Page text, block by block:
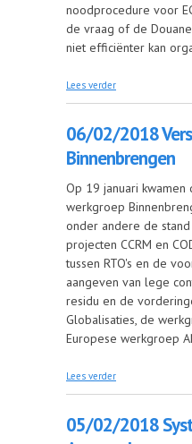
noodprocedure voor
de vraag of de
niet efficiënter kan
Lees verder
06/02/2018
Binnenbrengen
Op 19 januari
werkgroep
onder andere de
projecten CCRM en
tussen RTO's en de
aangeven van lege
residu en de
Globalisaties, de
Europese werkgroep
Lees verder
05/02/2018